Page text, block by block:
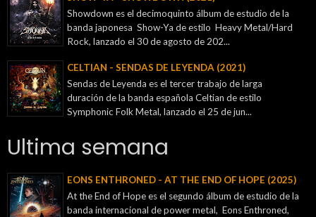
Showdown es el decimoquinto álbum de estudio de la
banda japonesa Show-Ya de estilo Heavy Metal/Hard
Rock, lanzado el 30 de agosto de 202...
CELTIAN - SENDAS DE LEYENDA (2021)
Sendas de Leyenda es el tercer trabajo de larga
duración de la banda española Celtian de estilo
Symphonic Folk Metal, lanzado el 25 de jun...
Ultima semana
EONS ENTHRONED - AT THE END OF HOPE (2025)
At the End of Hope es el segundo álbum de estudio de la
banda internacional de power metal, Eons Enthroned,